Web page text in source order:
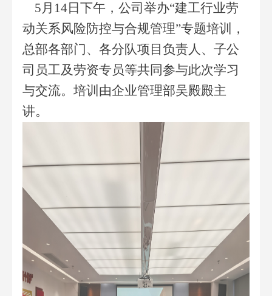
5月 14日下午，公司举办“建工行业劳
动关系风险防控与合规管理”专题培训，
总部各部门、各分队项目负责人、子公
司员工及劳资专员等共同参与此次学习
与交流。培训由企业管理部吴殿殿主
讲。